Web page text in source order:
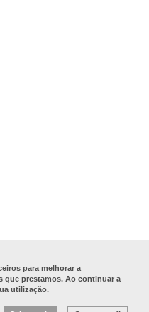
para melhorar a
que prestamos. Ao continuar a
utilização.